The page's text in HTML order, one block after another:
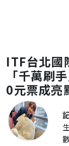
ITF台北國
「千萬刷
0元票成亮